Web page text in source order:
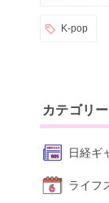
K-pop
カテゴリー
日経ギ
ライフ